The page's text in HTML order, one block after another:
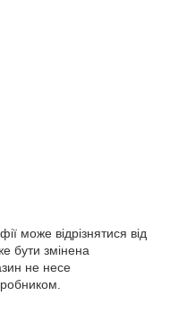
може відрізнятися від
бути змінена
не несе